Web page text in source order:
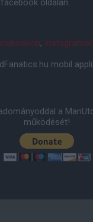
oldalán.
, Instagramon
mobil
a
működését!